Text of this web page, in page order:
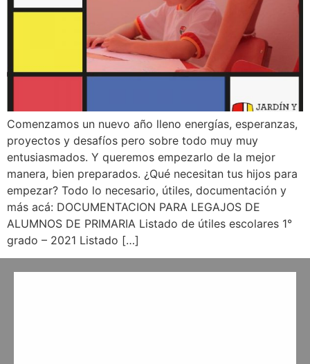
Comenzamos un nuevo año lleno energías, esperanzas,
proyectos y desafíos pero sobre todo muy muy
entusiasmados. Y queremos empezarlo de la mejor
manera, bien preparados. ¿Qué necesitan tus hijos para
empezar? Todo lo necesario, útiles, documentación y
más acá: DOCUMENTACION PARA LEGAJOS DE
ALUMNOS DE PRIMARIA Listado de útiles escolares 1°
grado – 2021 Listado […]